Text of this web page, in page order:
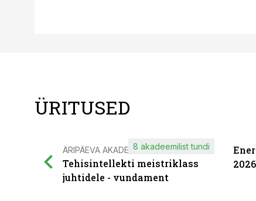
ÜRITUSED
ÄRIPÄEVA AKADEEMIA
Tehisintellekti meistriklass
juhtidele - vundament
8 akadeemilist tundi
2026